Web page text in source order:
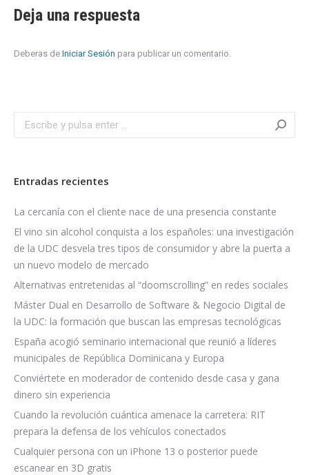
Deja una respuesta
Deberas de Iniciar Sesión para publicar un comentario.
Search:
Entradas recientes
La cercanía con el cliente nace de una presencia constante
El vino sin alcohol conquista a los españoles: una investigación
de la UDC desvela tres tipos de consumidor y abre la puerta a
un nuevo modelo de mercado
Alternativas entretenidas al “doomscrolling” en redes sociales
Máster Dual en Desarrollo de Software & Negocio Digital de
la UDC: la formación que buscan las empresas tecnológicas
España acogió seminario internacional que reunió a líderes
municipales de República Dominicana y Europa
Conviértete en moderador de contenido desde casa y gana
dinero sin experiencia
Cuando la revolución cuántica amenace la carretera: RIT
prepara la defensa de los vehículos conectados
Cualquier persona con un iPhone 13 o posterior puede
escanear en 3D gratis